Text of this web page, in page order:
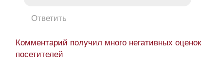
Ответить
Комментарий получил много негативных оценок
посетителей